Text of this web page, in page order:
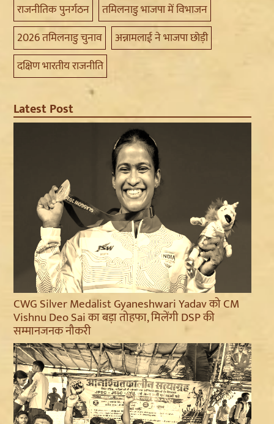
राजनीतिक पुनर्गठन
तमिलनाडु भाजपा में विभाजन
2026 तमिलनाडु चुनाव
अन्नामलाई ने भाजपा छोड़ी
दक्षिण भारतीय राजनीति
Latest Post
CWG Silver Medalist Gyaneshwari Yadav को CM
Vishnu Deo Sai का बड़ा तोहफा, मिलेंगी DSP की
सम्मानजनक नौकरी